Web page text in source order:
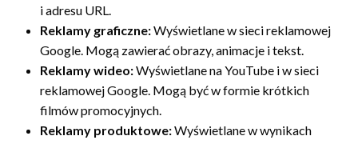
i adresu URL.
Reklamy graficzne:Wyświetlane w sieci reklamowej
Google. Mogą zawierać obrazy, animacje i tekst.
Reklamy wideo:Wyświetlane na YouTube i w sieci
reklamowej Google. Mogą być w formie krótkich
filmów promocyjnych.
Reklamy produktowe:Wyświetlane w wynikach